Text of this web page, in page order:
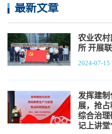
最新文章
农业农村
所 开展
2024-07-15
发挥建制
展，抢
综合治理
记上讲堂